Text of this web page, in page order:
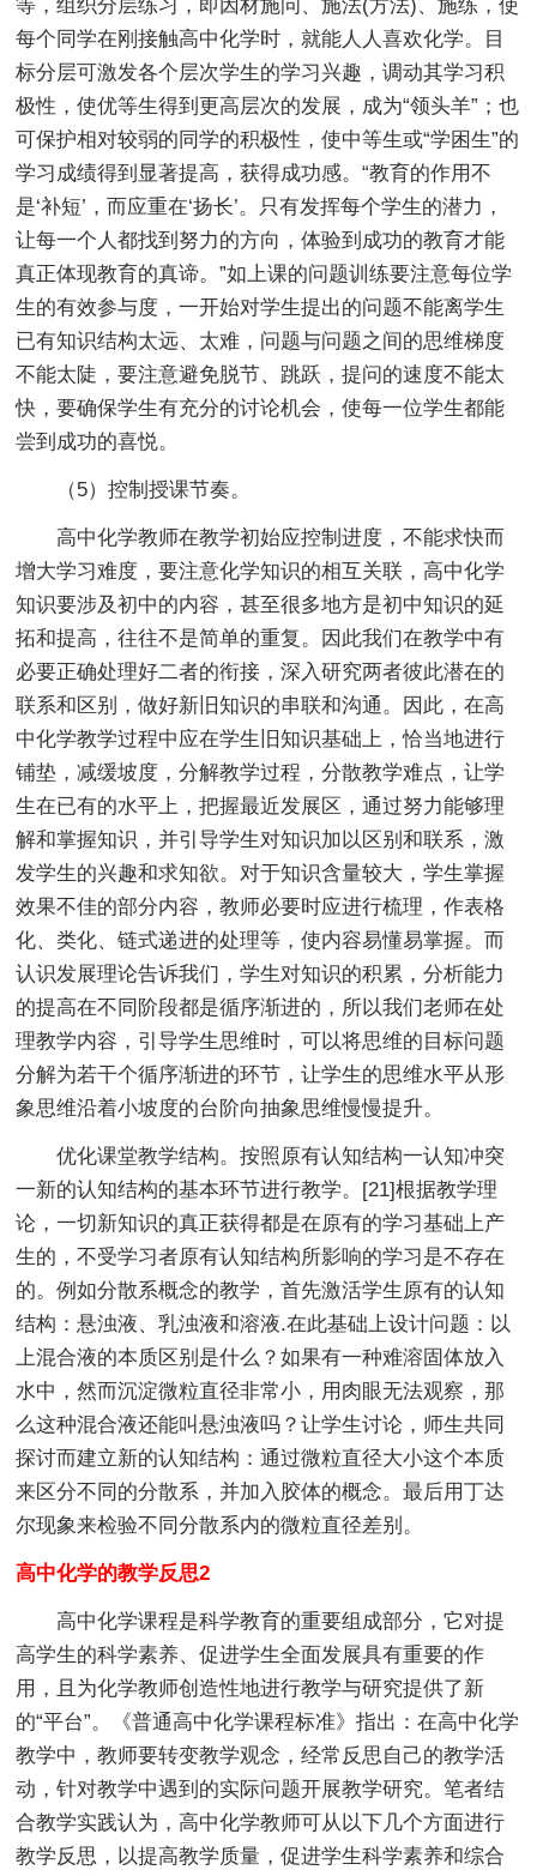
等，组织分层练习，即因材施问、施法(方法)、施练，使
每个同学在刚接触高中化学时，就能人人喜欢化学。目
标分层可激发各个层次学生的学习兴趣，调动其学习积
极性，使优等生得到更高层次的发展，成为“领头羊”；也
可保护相对较弱的同学的积极性，使中等生或“学困生”的
学习成绩得到显著提高，获得成功感。“教育的作用不
是‘补短’，而应重在‘扬长’。只有发挥每个学生的潜力，
让每一个人都找到努力的方向，体验到成功的教育才能
真正体现教育的真谛。”如上课的问题训练要注意每位学
生的有效参与度，一开始对学生提出的问题不能离学生
已有知识结构太远、太难，问题与问题之间的思维梯度
不能太陡，要注意避免脱节、跳跃，提问的速度不能太
快，要确保学生有充分的讨论机会，使每一位学生都能
尝到成功的喜悦。
（5）控制授课节奏。
高中化学教师在教学初始应控制进度，不能求快而
增大学习难度，要注意化学知识的相互关联，高中化学
知识要涉及初中的内容，甚至很多地方是初中知识的延
拓和提高，往往不是简单的重复。因此我们在教学中有
必要正确处理好二者的衔接，深入研究两者彼此潜在的
联系和区别，做好新旧知识的串联和沟通。因此，在高
中化学教学过程中应在学生旧知识基础上，恰当地进行
铺垫，减缓坡度，分解教学过程，分散教学难点，让学
生在已有的水平上，把握最近发展区，通过努力能够理
解和掌握知识，并引导学生对知识加以区别和联系，激
发学生的兴趣和求知欲。对于知识含量较大，学生掌握
效果不佳的部分内容，教师必要时应进行梳理，作表格
化、类化、链式递进的处理等，使内容易懂易掌握。而
认识发展理论告诉我们，学生对知识的积累，分析能力
的提高在不同阶段都是循序渐进的，所以我们老师在处
理教学内容，引导学生思维时，可以将思维的目标问题
分解为若干个循序渐进的环节，让学生的思维水平从形
象思维沿着小坡度的台阶向抽象思维慢慢提升。
优化课堂教学结构。按照原有认知结构一认知冲突
一新的认知结构的基本环节进行教学。[21]根据教学理
论，一切新知识的真正获得都是在原有的学习基础上产
生的，不受学习者原有认知结构所影响的学习是不存在
的。例如分散系概念的教学，首先激活学生原有的认知
结构：悬浊液、乳浊液和溶液.在此基础上设计问题：以
上混合液的本质区别是什么？如果有一种难溶固体放入
水中，然而沉淀微粒直径非常小，用肉眼无法观察，那
么这种混合液还能叫悬浊液吗？让学生讨论，师生共同
探讨而建立新的认知结构：通过微粒直径大小这个本质
来区分不同的分散系，并加入胶体的概念。最后用丁达
尔现象来检验不同分散系内的微粒直径差别。
高中化学的教学反思2
高中化学课程是科学教育的重要组成部分，它对提
高学生的科学素养、促进学生全面发展具有重要的作
用，且为化学教师创造性地进行教学与研究提供了新
的“平台”。《普通高中化学课程标准》指出：在高中化学
教学中，教师要转变教学观念，经常反思自己的教学活
动，针对教学中遇到的实际问题开展教学研究。笔者结
合教学实践认为，高中化学教师可从以下几个方面进行
教学反思，以提高教学质量，促进学生科学素养和综合